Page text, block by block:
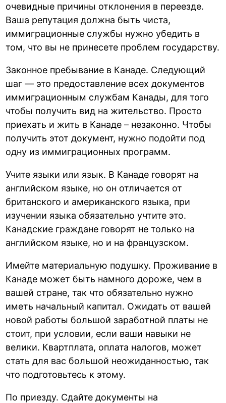
очевидные причины отклонения в переезде.
Ваша репутация должна быть чиста,
иммиграционные службы нужно убедить в
том, что вы не принесете проблем государству.
Законное пребывание в Канаде. Следующий
шаг — это предоставление всех документов
иммиграционным службам Канады, для того
чтобы получить вид на жительство. Просто
приехать и жить в Канаде – незаконно. Чтобы
получить этот документ, нужно подойти под
одну из иммиграционных программ.
Учите языки или язык. В Канаде говорят на
английском языке, но он отличается от
британского и американского языка, при
изучении языка обязательно учтите это.
Канадские граждане говорят не только на
английском языке, но и на французском.
Имейте материальную подушку. Проживание в
Канаде может быть намного дороже, чем в
вашей стране, так что обязательно нужно
иметь начальный капитал. Ожидать от вашей
новой работы большой заработной платы не
стоит, при условии, если ваши навыки не
велики. Квартплата, оплата налогов, может
стать для вас большой неожиданностью, так
что подготовьтесь к этому.
По приезду. Сдайте документы на